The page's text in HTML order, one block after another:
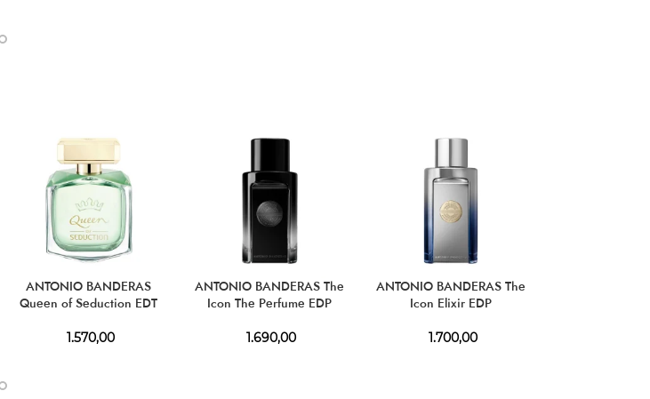
ANTONIO BANDERAS
Queen of Seduction EDT
1.570,00
ANTONIO BANDERAS The
Icon The Perfume EDP
1.690,00
ANTONIO BANDERAS The
Icon Elixir EDP
1.700,00